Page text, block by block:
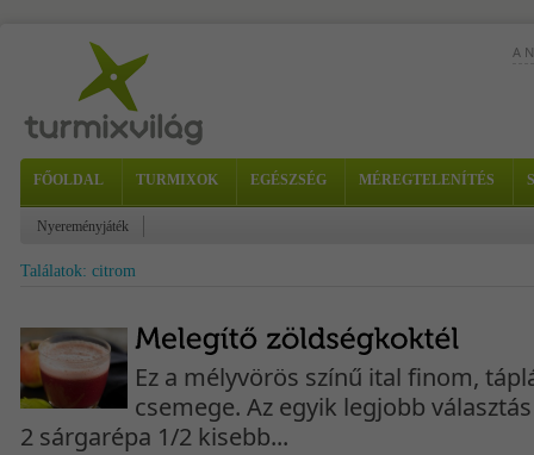
A
FŐOLDAL TURMIXOK EGÉSZSÉG MÉREGTELENÍTÉS
Nyereményjáték
Találatok: citrom
Ez a mélyvörös színű ital finom,
csemege. Az egyik legjobb
2 sárgarépa 1/2 kisebb...